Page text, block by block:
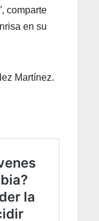
comparte
en su
Martínez.